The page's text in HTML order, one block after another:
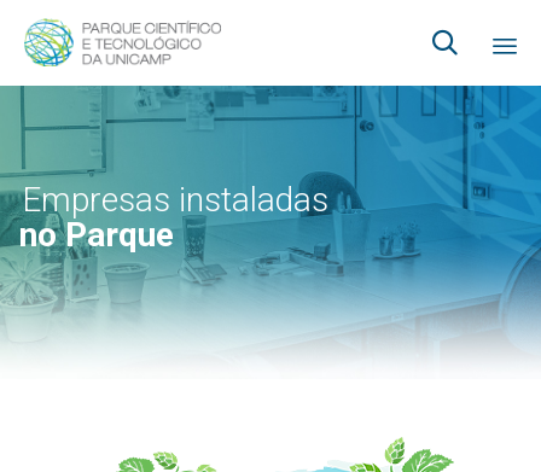

no Parque
Empresas instaladas